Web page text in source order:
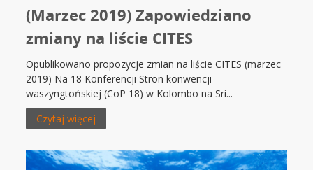
(Marzec 2019) Zapowiedziano
zmiany na liście CITES
Opublikowano propozycje zmian na liście CITES (marzec
2019) Na 18 Konferencji Stron konwencji
waszyngtońskiej (CoP 18) w Kolombo na Sri...
Czytaj więcej